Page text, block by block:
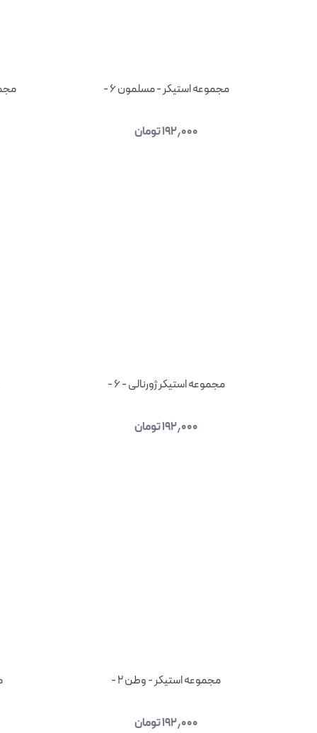
مجموعه استیکر - مسلمون ۶ -
۱۹۲٫۰۰۰تومان
مجموعه استیکر ژورنالی - ۶ -
۱۹۲٫۰۰۰تومان
مجموعه استیکر - وطن ۲ -
۱۹۲٫۰۰۰تومان